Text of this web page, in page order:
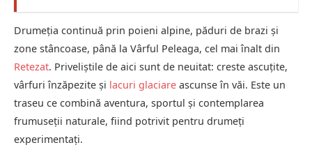
Drumeția continuă prin poieni alpine, păduri de brazi și
zone stâncoase, până la Vârful Peleaga, cel mai înalt din
Retezat. Priveliștile de aici sunt de neuitat: creste ascuțite,
vârfuri înzăpezite și lacuri glaciare ascunse în văi. Este un
traseu ce combină aventura, sportul și contemplarea
frumuseții naturale, fiind potrivit pentru drumeți
experimentați.